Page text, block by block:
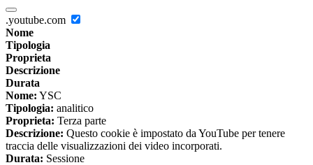
.youtube.com
Nome
Tipologia
Proprieta
Descrizione
Durata
Nome: YSC
Tipologia: analitico
Proprieta: Terza parte
Descrizione: Questo cookie è impostato da YouTube per tenere
traccia delle visualizzazioni dei video incorporati.
Durata: Sessione